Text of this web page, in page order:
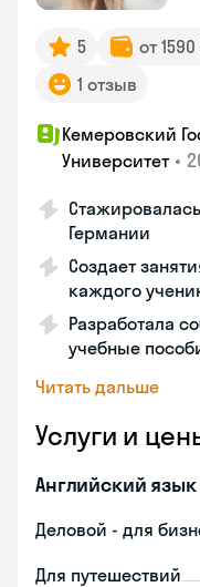
5 от
1 отзыв
Кемеровский
Университет •
Германии
Создает
каждого
Разработала
учебные
Читать дальше
Услуги и
Английский язык
Деловой - для
Для путешествий